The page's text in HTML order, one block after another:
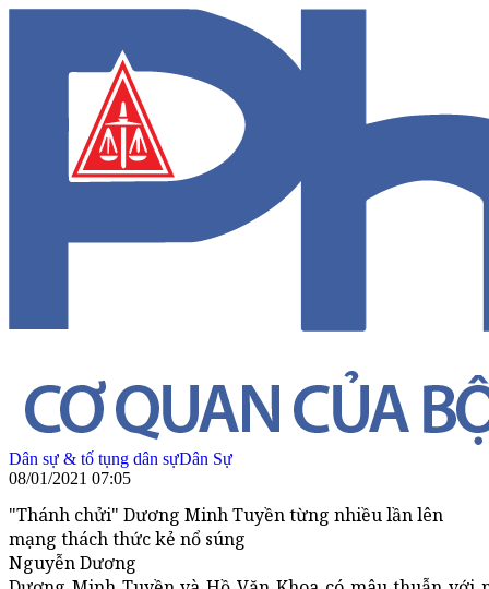
Dân sự & tố tụng dân sựDân Sự
08/01/2021 07:05
"Thánh chửi" Dương Minh Tuyền từng nhiều lần lên
mạng thách thức kẻ nổ súng
Nguyễn Dương